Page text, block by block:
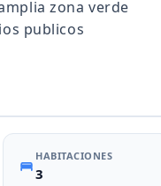
zona verde
publicos
HABITACIONES
3